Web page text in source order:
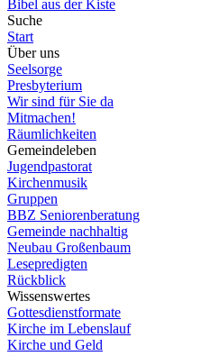
Bibel aus der Kiste
Suche
Start
Über uns
Seelsorge
Presbyterium
Wir sind für Sie da
Mitmachen!
Räumlichkeiten
Gemeindeleben
Jugendpastorat
Kirchenmusik
Gruppen
BBZ Seniorenberatung
Gemeinde nachhaltig
Neubau Großenbaum
Lesepredigten
Rückblick
Wissenswertes
Gottesdienstformate
Kirche im Lebenslauf
Kirche und Geld